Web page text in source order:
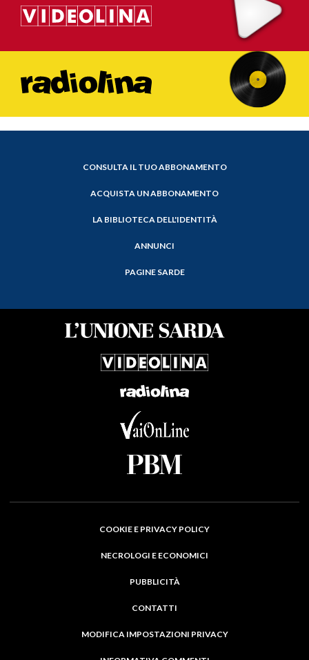
CONSULTA IL TUO ABBONAMENTO
ACQUISTA UN ABBONAMENTO
LA BIBLIOTECA DELL'IDENTITÀ
ANNUNCI
PAGINE SARDE
COOKIE E PRIVACY POLICY
NECROLOGI E ECONOMICI
PUBBLICITÀ
CONTATTI
MODIFICA IMPOSTAZIONI PRIVACY